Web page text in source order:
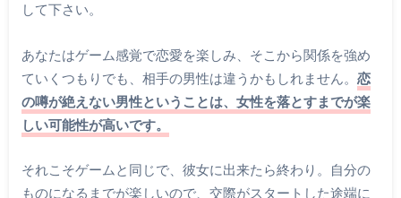
して下さい。
あなたはゲーム感覚で恋愛を楽しみ、そこから関係を強め
ていくつもりでも、相手の男性は違うかもしれません。 恋
の噂が絶えない男性ということは、女性を落とすまでが楽
しい可能性が高いです。
それこそゲームと同じで、彼女に出来たら終わり。自分の
ものになるまでが楽しいので、交際がスタートした途端に